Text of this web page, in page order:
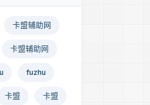
卡盟辅助网
卡盟辅助网
fuzhu
卡盟 卡盟